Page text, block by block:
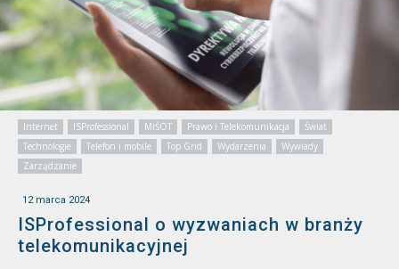
Internet ISProfessional MiŚOT Prawo i Telekomunikacja
Świat
Technologie
Telefon i mobile Top Grid Wydarzenia
Wywiady
Zarządzanie
12 marca 2024
ISProfessional o wyzwaniach w branży
telekomunikacyjnej